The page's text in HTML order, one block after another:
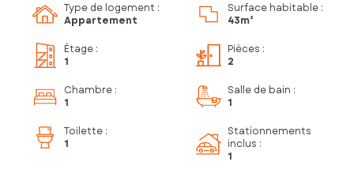
Type de logement :
Appartement
Surface habitable :
43m²
Étage :
1
Pièces :
2
Chambre :
1
Salle de bain :
1
Toilette :
1
Stationnements
inclus :
1